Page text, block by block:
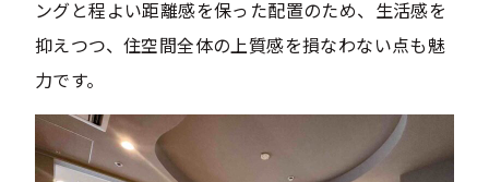
ングと程よい距離感を保った配置のため、生活感を
抑えつつ、住空間全体の上質感を損なわない点も魅
力です。